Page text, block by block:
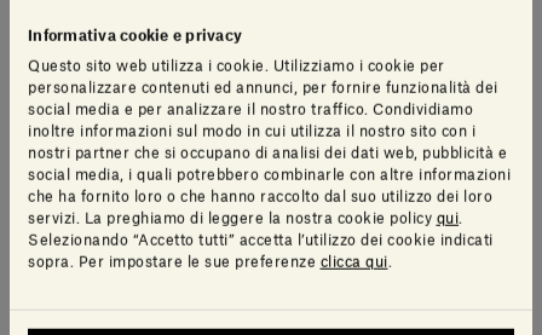
Informativa cookie e privacy
Questo sito web utilizza i cookie. Utilizziamo i cookie per
personalizzare contenuti ed annunci, per fornire funzionalità dei
social media e per analizzare il nostro traffico. Condividiamo
inoltre informazioni sul modo in cui utilizza il nostro sito con i
nostri partner che si occupano di analisi dei dati web, pubblicità e
social media, i quali potrebbero combinarle con altre informazioni
che ha fornito loro o che hanno raccolto dal suo utilizzo dei loro
servizi. La preghiamo di leggere la nostra cookie policy qui
Selezionando “Accetto tutti” accetta l’utilizzo dei cookie indicati
sopra. Per impostare le sue preferenze clicca qui